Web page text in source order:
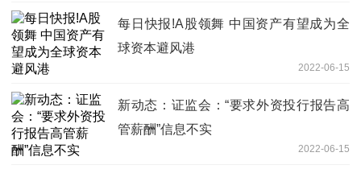
每日快报!A股领舞 中国资产有望成为全
球资本避风港
2022-06-15
新动态：证监会：“要求外资投行报告高
管薪酬”信息不实
2022-06-15